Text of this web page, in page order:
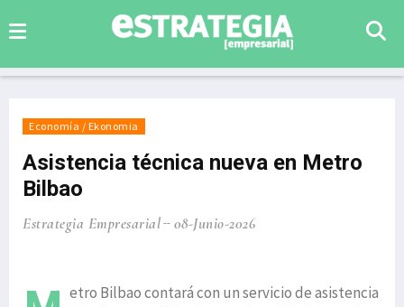
Economía / Ekonomia
Asistencia técnica nueva en Metro
Bilbao
Estrategia Empresarial 08-Junio-2026
etro Bilbao contará con un servicio de asistencia